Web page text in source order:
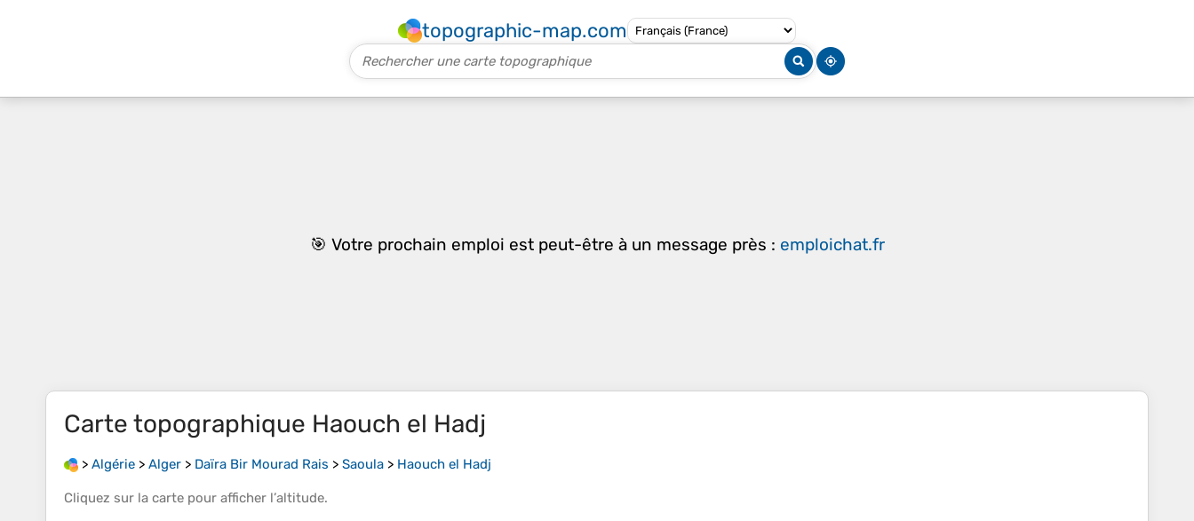
topographic-map.com
🎯 Votre prochain emploi est peut-être à un message près : emploichat.fr
Carte topographique Haouch el Hadj
> Algérie > Alger > Daïra Bir Mourad Rais > Saoula > Haouch el Hadj
Cliquez sur la carte pour afficher l’altitude.